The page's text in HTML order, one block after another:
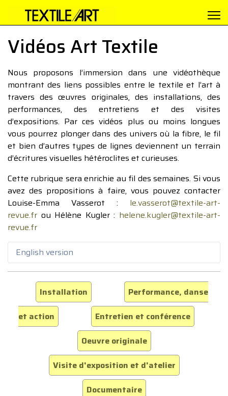
Vidéos Art Textile
Nous proposons l’immersion dans une vidéothèque
montrant des liens possibles entre le textile et l’art à
travers des œuvres originales, des installations, des
performances, des entretiens et des visites
d’expositions. Par ces vidéos plus ou moins longues
vous pourrez plonger dans des univers où la fibre, le fil
et bien d’autres types de lignes deviennent un terrain
d’écritures visuelles hétéroclites et curieuses.
Cette rubrique sera enrichie au fil des semaines. Si vous
avez des propositions à faire, vous pouvez contacter
Louise-Emma Vasserot : le.vasserot@textile-art-
revue.fr ou Hélène Kugler : helene.kugler@textile-art-
revue.fr
English version
Installation
Performance, danse
et action
Entretien et conférence
Oeuvre originale
Visite d'exposition et d'atelier
Documentaire